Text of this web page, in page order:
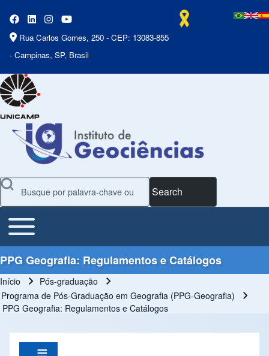
Rua Carlos Gomes, 250 - CEP: 13083-855
- Campinas, SP, Brasil
Search
Main Menu
Toggle main menu
PPG Geografia: Regulamentos e Catálogos
Trilha de navegação
Início
Pós-graduação
Programa de Pós-Graduação em Geografia (PPG-Geografia)
PPG Geografia: Regulamentos e Catálogos